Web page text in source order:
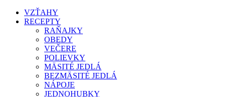
VZŤAHY
RECEPTY
RAŇAJKY
OBEDY
VEČERE
POLIEVKY
MÄSITÉ JEDLÁ
BEZMÄSITÉ JEDLÁ
NÁPOJE
JEDNOHUBKY